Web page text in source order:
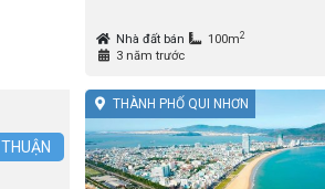
Nhà đất bán 100m2
3 năm trước
THÀNH PHỐ QUI NHƠN